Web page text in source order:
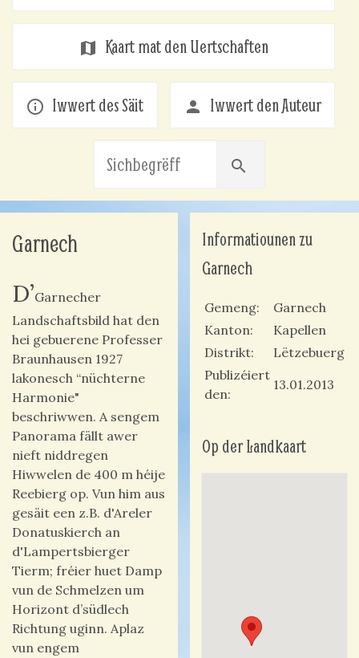
map Kaart mat den Uertschaften
info_outline Iwwert des Säit person Iwwert den Auteur
search
Garnech
D’Garnecher
Landschaftsbild hat den
hei gebuerene Professer
Braunhausen 1927
lakonesch “nüchterne
Harmonie"
beschriwwen. A sengem
Panorama fällt awer
nieft niddregen
Hiwwelen de 400 m héije
Reebierg op. Vun him aus
gesäit een z.B. d'Areler
Donatuskierch an
d'Lampertsbierger
Tierm; fréier huet Damp
vun de Schmelzen um
Horizont d’südlech
Richtung uginn. Aplaz
vun engem
Informatiounen zu
Garnech
Gemeng
Garnech
Kanton
Kapellen
Distrikt
Lëtzebuerg
Publizéiert
den
13.01.2013
Op der Landkaart